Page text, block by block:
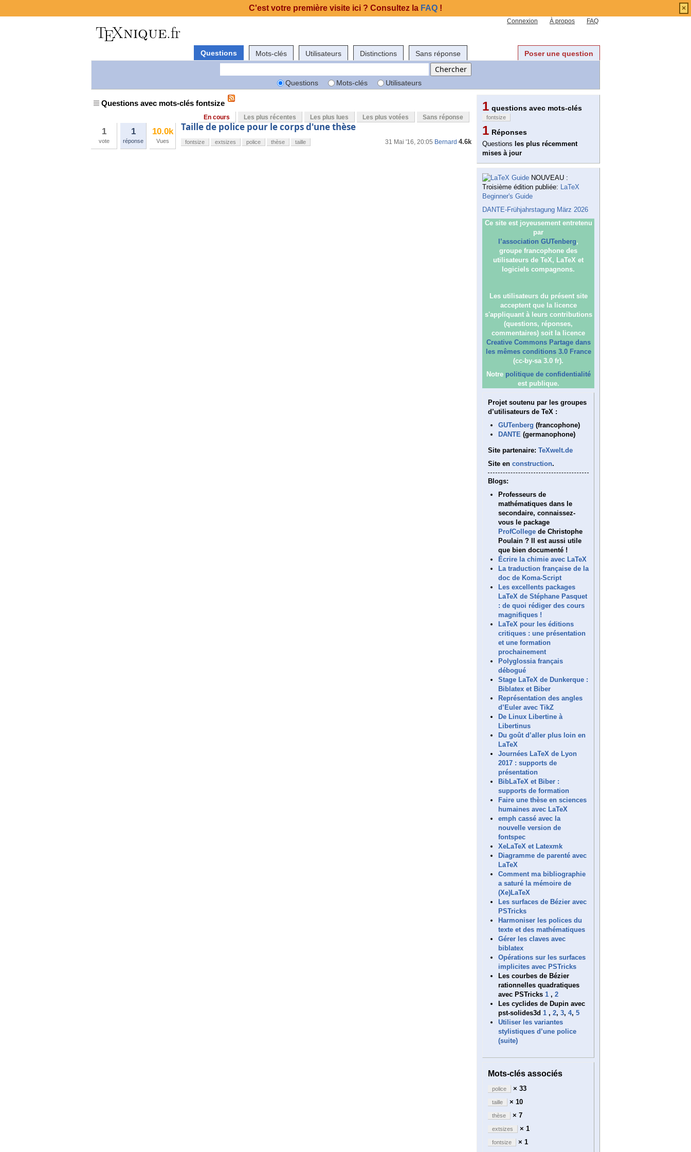
Connexion À propos FAQ
Questions Mots-clés Utilisateurs Distinctions Sans réponse Poser une question
Questions Mots-clés Utilisateurs
Questions avec mots-clés fontsize
En cours Les plus récentes Les plus lues Les plus votées Sans réponse
1
vote
1
réponse
10.0k
Vues
Taille de police pour le corps d'une thèse
31 Mai '16, 20:05 Bernard 4.6k
fontsize extsizes police thèse taille
1 questions avec mots-clés
fontsize
1 Réponses
Questions les plus récemment
mises à jour
NOUVEAU :
Troisième édition publiée: LaTeX
Beginner's Guide
DANTE-Frühjahrstagung März 2026
Ce site est joyeusement entretenu
par
l’association GUTenberg,
groupe francophone des
utilisateurs de TeX, LaTeX et
logiciels compagnons.
Les utilisateurs du présent site
acceptent que la licence
s'appliquant à leurs contributions
(questions, réponses,
commentaires) soit la licence
Creative Commons Partage dans
les mêmes conditions 3.0 France
(cc-by-sa 3.0 fr).
Notre politique de confidentialité
est publique.
Projet soutenu par les groupes
d’utilisateurs de TeX :
GUTenberg (francophone)
DANTE (germanophone)
Site partenaire: TeXwelt.de
Site en construction.
Blogs:
Professeurs de
mathématiques dans le
secondaire, connaissez-
vous le package
ProfCollege de Christophe
Poulain ? Il est aussi utile
que bien documenté !
Écrire la chimie avec LaTeX
La traduction française de la
doc de Koma-Script
Les excellents packages
LaTeX de Stéphane Pasquet
: de quoi rédiger des cours
magnifiques !
LaTeX pour les éditions
critiques : une présentation
et une formation
prochainement
Polyglossia français
débogué
Stage LaTeX de Dunkerque :
Biblatex et Biber
Représentation des angles
d’Euler avec TikZ
De Linux Libertine à
Libertinus
Du goût d’aller plus loin en
LaTeX
Journées LaTeX de Lyon
2017 : supports de
présentation
BibLaTeX et Biber :
supports de formation
Faire une thèse en sciences
humaines avec LaTeX
emph cassé avec la
nouvelle version de
fontspec
XeLaTeX et Latexmk
Diagramme de parenté avec
LaTeX
Comment ma bibliographie
a saturé la mémoire de
(Xe)LaTeX
Les surfaces de Bézier avec
PSTricks
Harmoniser les polices du
texte et des mathématiques
Gérer les claves avec
biblatex
Opérations sur les surfaces
implicites avec PSTricks
Les courbes de Bézier
rationnelles quadratiques
avec PSTricks 1 , 2
Les cyclides de Dupin avec
pst-solides3d 1 , 2, 3, 4, 5
Utiliser les variantes
stylistiques d’une police
(suite)
Mots-clés associés
police × 33
taille × 10
thèse × 7
extsizes × 1
fontsize × 1
C'est votre première visite ici ? Consultez la FAQ ! ×